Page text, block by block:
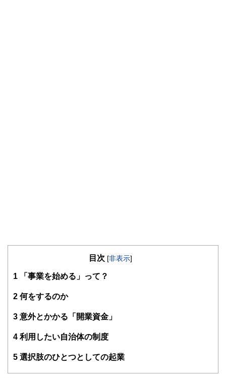
目次 [非表示]
1 「事業を始める」って？
2 何をするのか
3 意外とかかる「開業資金」
4 利用したい自治体の制度
5 選択肢のひとつとしての起業